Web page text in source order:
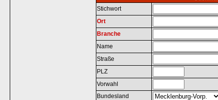
Stichwort
Ort
Branche
Name
Straße
PLZ
Vorwahl
Bundesland